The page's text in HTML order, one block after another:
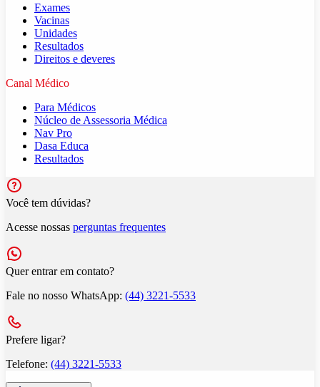
Exames
Vacinas
Unidades
Resultados
Direitos e deveres
Canal Médico
Para Médicos
Núcleo de Assessoria Médica
Nav Pro
Dasa Educa
Resultados
Você tem dúvidas?
Acesse nossas perguntas frequentes
Quer entrar em contato?
Fale no nosso WhatsApp: (44) 3221-5533
Prefere ligar?
Telefone: (44) 3221-5533